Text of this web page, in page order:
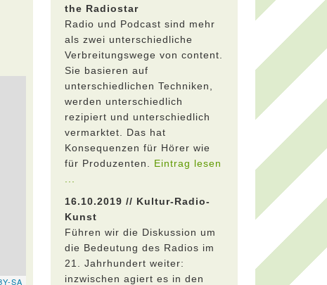
the Radiostar
Radio und Podcast sind mehr
als zwei unterschiedliche
Verbreitungswege von content.
Sie basieren auf
unterschiedlichen Techniken,
werden unterschiedlich
rezipiert und unterschiedlich
vermarktet. Das hat
Konsequenzen für Hörer wie
für Produzenten. Eintrag lesen
16.10.2019 // Kultur-Radio-
Kunst
Führen wir die Diskussion um
die Bedeutung des Radios im
21. Jahrhundert weiter:
inzwischen agiert es in den